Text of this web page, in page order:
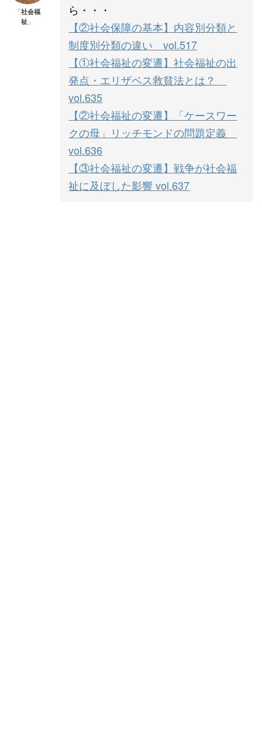
「社会福
祉 」
ら・・・
【②社会保障の基本】内容別分類と
制度別分類の違い vol.517
【①社会福祉の変遷】社会福祉の出
発点・エリザベス救貧法とは？
vol.635
【②社会福祉の変遷】「ケースワー
クの母」リッチモンドの問題定義
vol.636
【③社会福祉の変遷】戦争が社会福
祉に及ぼした影響 vol.637